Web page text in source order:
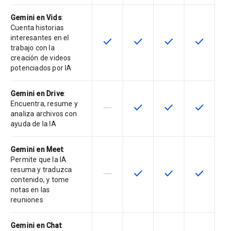
Gemini en Vids:
Cuenta historias
interesantes en el
trabajo con la
creación de videos
potenciados por IA
Esta función está disponible en
check Esta función está
check Esta función
check Esta
check
Gemini en Drive:
Encuentra, resume y
analiza archivos con
ayuda de la IA
Esta función no está disponible en
horizontal_rule Esta función está
check Esta función
check Esta
check
Gemini en Meet:
Permite que la IA
resuma y traduzca
contenido, y tome
notas en las
reuniones
Esta función no está disponible en
horizontal_rule Esta función está
check Esta función
check Esta
check
Gemini en Chat: